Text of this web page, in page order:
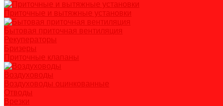
Приточные и вытяжные установки
Бытовая приточная вентиляция
Рекуператоры
Бризеры
Приточные клапаны
Воздуховоды
Воздуховоды оцинкованные
Отводы
Врезки